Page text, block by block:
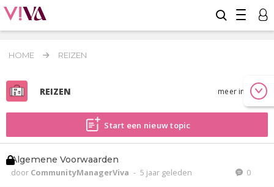
HOME REIZEN
REIZEN meer info
Start een nieuw topic
Algemene Voorwaarden
door CommunityManagerViva - 5 jaar geleden 0